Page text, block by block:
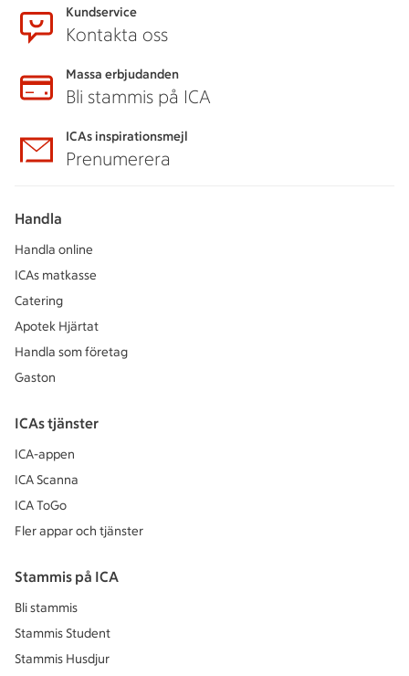
Kundservice
Kontakta oss
Massa erbjudanden
Bli stammis på ICA
ICAs inspirationsmejl
Prenumerera
Handla
Handla online
ICAs matkasse
Catering
Apotek Hjärtat
Handla som företag
Gaston
ICAs tjänster
ICA-appen
ICA Scanna
ICA ToGo
Fler appar och tjänster
Stammis på ICA
Bli stammis
Stammis Student
Stammis Husdjur